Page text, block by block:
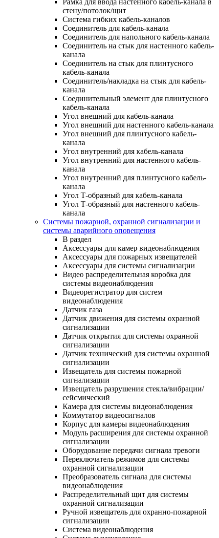
стену/потолок/щит
Система гибких кабель-каналов
Соединитель для кабель-канала
Соединитель для напольного кабель-канала
Соединитель на стык для настенного кабель-
канала
Соединитель на стык для плинтусного
кабель-канала
Соединитель/накладка на стык для кабель-
канала
Соединительный элемент для плинтусного
кабель-канала
Угол внешний для кабель-канала
Угол внешний для настенного кабель-канала
Угол внешний для плинтусного кабель-
канала
Угол внутренний для кабель-канала
Угол внутренний для настенного кабель-
канала
Угол внутренний для плинтусного кабель-
канала
Угол Т-образный для кабель-канала
Угол Т-образный для настенного кабель-
канала
Системы пожарной, охранной сигнализации и
системы аварийного оповещения
В раздел
Аксессуары для камер видеонаблюдения
Аксессуары для пожарных извещателей
Аксессуары для системы сигнализации
Видео распределительная коробка для
системы видеонаблюдения
Видеорегистратор для систем
видеонаблюдения
Датчик газа
Датчик движения для системы охранной
сигнализации
Датчик открытия для системы охранной
сигнализации
Датчик технический для системы охранной
сигнализации
Извещатель для системы пожарной
сигнализации
Извещатель разрушения стекла/вибрации/
сейсмический
Камера для системы видеонаблюдения
Коммутатор видеосигналов
Корпус для камеры видеонаблюдения
Модуль расширения для системы охранной
сигнализации
Оборудование передачи сигнала тревоги
Переключатель режимов для системы
охранной сигнализации
Преобразователь сигнала для системы
видеонаблюдения
Распределительный щит для системы
охранной сигнализации
Ручной извещатель для охранно-пожарной
сигнализации
Система видеонаблюдения